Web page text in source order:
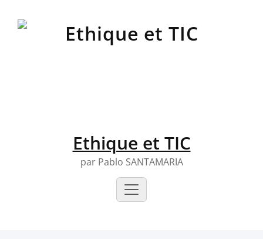
Ethique et TIC
par Pablo SANTAMARIA